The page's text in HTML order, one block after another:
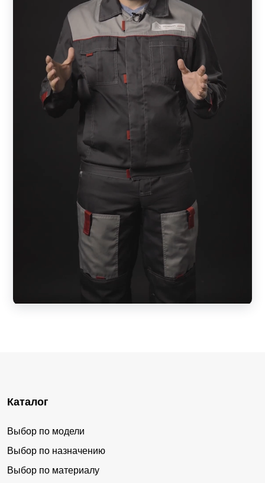
Каталог
Выбор по модели
Выбор по назначению
Выбор по материалу